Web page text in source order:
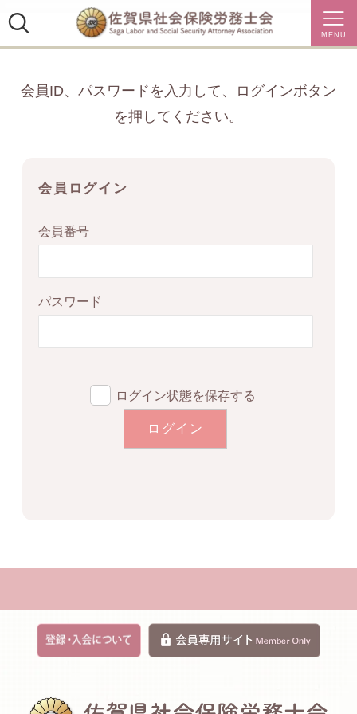
MENU
会員ID、パスワードを入力して、ログインボタン
を押してください。
会員ログイン
会員番号
パスワード
ログイン状態を保存する